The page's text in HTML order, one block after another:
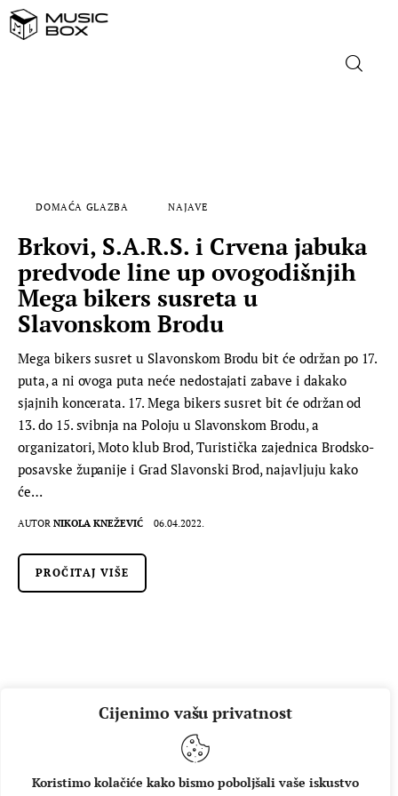
Cijenimo vašu privatnost
Koristimo kolačiće kako bismo poboljšali vaše iskustvo
FILM
MUSIC BOX
DOMAĆA GLAZBA NAJAVE
Brkovi, S.A.R.S. i Crvena jabuka
predvode line up ovogodišnjih
Mega bikers susreta u
Slavonskom Brodu
Mega bikers susret u Slavonskom Brodu bit će održan po 17.
puta, a ni ovoga puta neće nedostajati zabave i dakako
sjajnih koncerata. 17. Mega bikers susret bit će održan od
13. do 15. svibnja na Poloju u Slavonskom Brodu, a
organizatori, Moto klub Brod, Turistička zajednica Brodsko-
posavske županije i Grad Slavonski Brod, najavljuju kako
će…
AUTOR NIKOLA KNEŽEVIĆ 06.04.2022.
PROČITAJ VIŠE